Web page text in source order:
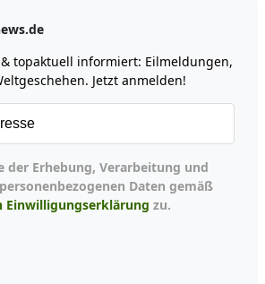
topaktuell informiert: Eilmeldungen,
Jetzt anmelden!
Daten gemäß
Einwilligungserklärung zu.